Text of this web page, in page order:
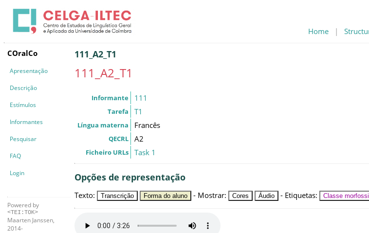
Home |
COralCo
Apresentação
Descrição
Estímulos
Informantes
Pesquisar
FAQ
Login
Powered by
<TEI:TOK>
Maarten Janssen,
2014-
111_A2_T1
111_A2_T1
Informante 111
Tarefa T1
Língua materna Francês
QECRL A2
Ficheiro URLs Task 1
Opções de representação
Texto: Transcrição Forma do aluno - Mostrar: Cores Áudio - Etiquetas: Classe